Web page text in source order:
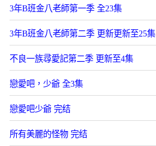
3年B班金八老師第一季 全23集
3年B班金八老師第二季 更新更新至25集
不良一族尋愛記第二季 更新至4集
戀愛吧，少爺 全3集
戀愛吧少爺 完结
所有美麗的怪物 完结